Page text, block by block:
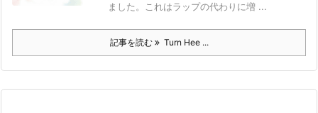
ました。これはラップの代わりに増 ...
記事を読む Turn Hee ...